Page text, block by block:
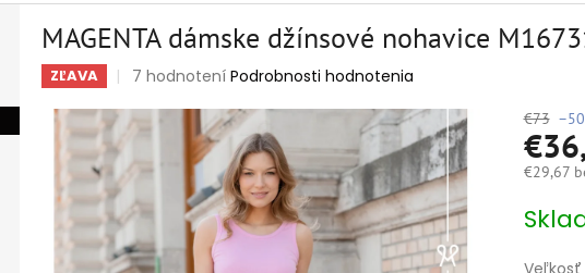
MAGENTA dámske džínsové nohavice
ZĽAVA
Priemerné
produktu
je
5,0
5
hviezdičiek.
7 hodnotení Podrobnosti hodnotenia
€73
€29,67
cena: